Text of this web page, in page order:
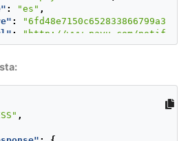
: "es" ,
:
: "http://www.payu.com/notify"
: {
: "MXN"
{
,